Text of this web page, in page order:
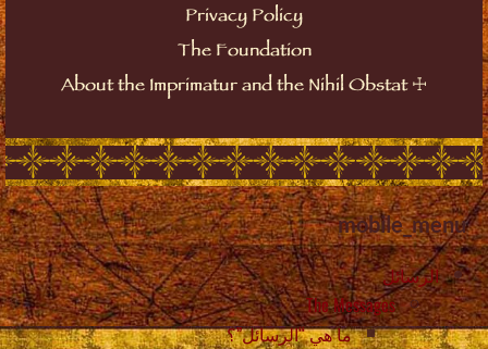
Privacy Policy
The Foundation
☩
About the Imprimatur and the Nihil Obstat
mobile_menu
الرسائل
The Messages
ما هي “الرسائل”؟